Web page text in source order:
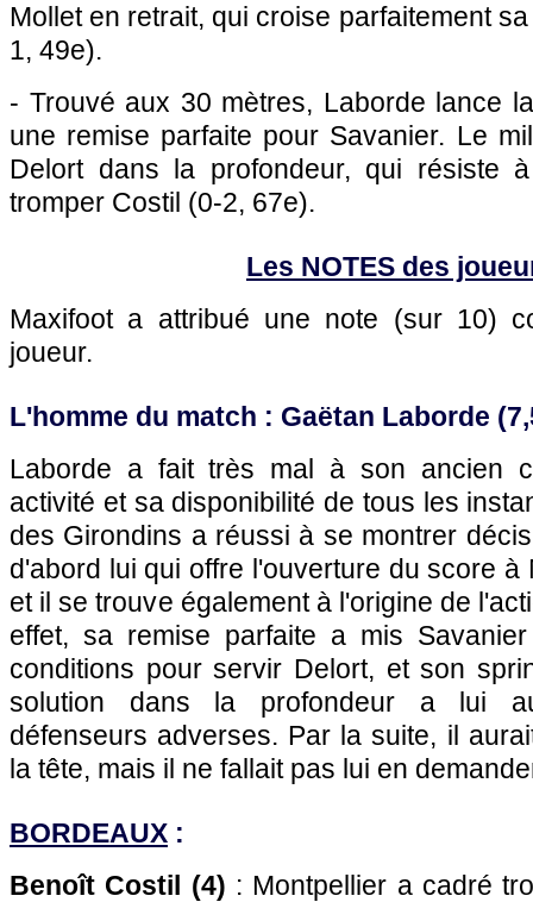
Mollet en retrait, qui croise parfaitement
1, 49e).
- Trouvé aux 30 mètres, Laborde lance
une remise parfaite pour Savanier. Le
Delort dans la profondeur, qui résiste
tromper Costil (0-2, 67e).
Les NOTES des
Maxifoot a attribué une note (sur 10)
joueur.
L'homme du match : Gaëtan Laborde
Laborde a fait très mal à son ancien
activité et sa disponibilité de tous les
des Girondins a réussi à se montrer
d'abord lui qui offre l'ouverture du score à
et il se trouve également à l'origine de
effet, sa remise parfaite a mis
conditions pour servir Delort, et son
solution dans la profondeur a lui
défenseurs adverses. Par la suite, il
la tête, mais il ne fallait pas lui en
BORDEAUX :
Benoît Costil (4) : Montpellier a cadré